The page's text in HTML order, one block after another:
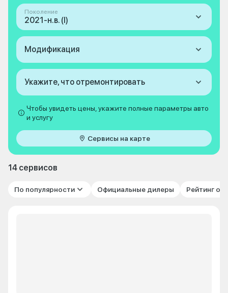
Поколение
2021-н.в. (I)
Модификация
Укажите, что отремонтировать
Чтобы увидеть цены, укажите полные параметры авто
и услугу
Сервисы на карте
14 сервисов
По популярности Официальные дилеры Рейтинг